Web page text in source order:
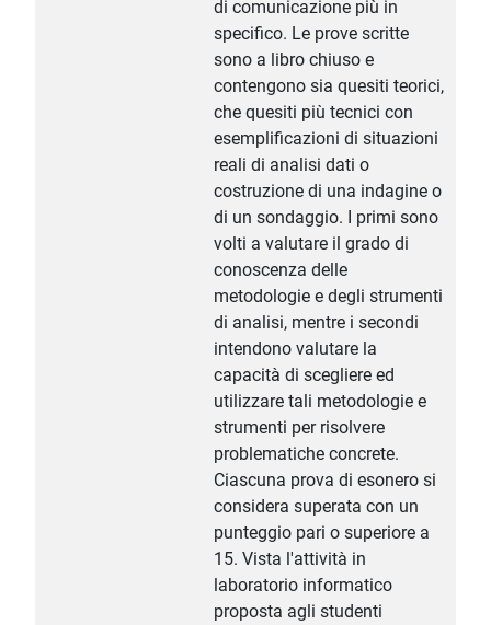
di comunicazione più in
specifico. Le prove scritte
sono a libro chiuso e
contengono sia quesiti teorici,
che quesiti più tecnici con
esemplificazioni di situazioni
reali di analisi dati o
costruzione di una indagine o
di un sondaggio. I primi sono
volti a valutare il grado di
conoscenza delle
metodologie e degli strumenti
di analisi, mentre i secondi
intendono valutare la
capacità di scegliere ed
utilizzare tali metodologie e
strumenti per risolvere
problematiche concrete.
Ciascuna prova di esonero si
considera superata con un
punteggio pari o superiore a
15. Vista l'attività in
laboratorio informatico
proposta agli studenti